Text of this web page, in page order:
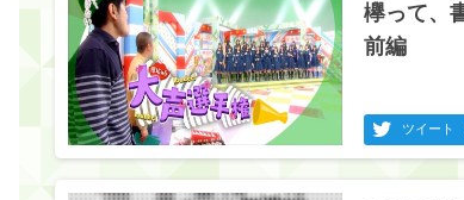
欅って、
前編
ツイート